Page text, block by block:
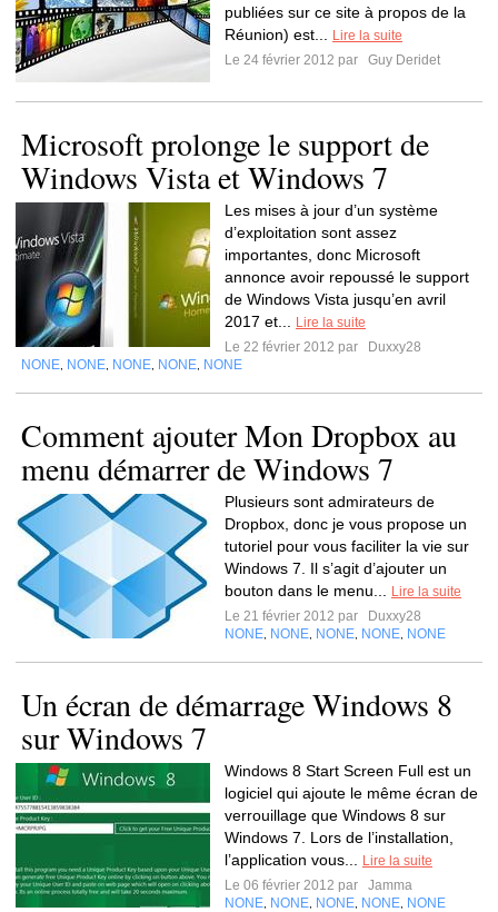
publiées sur ce site à propos de la
Réunion) est...
Lire la suite
Le 24 février 2012 par
Guy Deridet
Microsoft prolonge le support de
Windows Vista et Windows 7
Les mises à jour d’un système
d’exploitation sont assez
importantes, donc Microsoft
annonce avoir repoussé le support
de Windows Vista jusqu’en avril
2017 et...
Lire la suite
Le 22 février 2012 par
Duxxy28
NONE NONE NONE NONE NONE
Comment ajouter Mon Dropbox au
menu démarrer de Windows 7
Plusieurs sont admirateurs de
Dropbox, donc je vous propose un
tutoriel pour vous faciliter la vie sur
Windows 7. Il s’agit d’ajouter un
bouton dans le menu...
Lire la suite
Le 21 février 2012 par
Duxxy28
NONE NONE NONE NONE NONE
Un écran de démarrage Windows 8
sur Windows 7
Windows 8 Start Screen Full est un
logiciel qui ajoute le même écran de
verrouillage que Windows 8 sur
Windows 7. Lors de l’installation,
l’application vous...
Lire la suite
Le 06 février 2012 par
Jamma
NONE NONE NONE NONE NONE